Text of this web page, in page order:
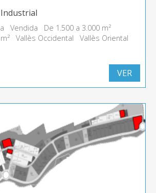
Vendida
De 1.500 a 3.000 m²
Vallès Occidental
Vallès Oriental
VER